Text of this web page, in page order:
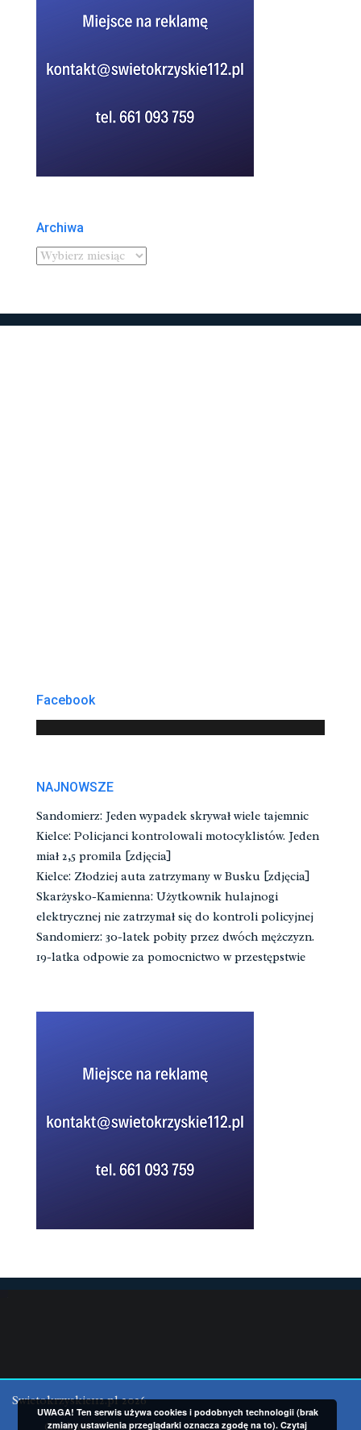
Archiwa
Facebook
NAJNOWSZE
Sandomierz: Jeden wypadek skrywał wiele tajemnic
Kielce: Policjanci kontrolowali motocyklistów. Jeden
miał 2,5 promila [zdjęcia]
Kielce: Złodziej auta zatrzymany w Busku [zdjęcia]
Skarżysko-Kamienna: Użytkownik hulajnogi
elektrycznej nie zatrzymał się do kontroli policyjnej
Sandomierz: 30-latek pobity przez dwóch mężczyzn.
19-latka odpowie za pomocnictwo w przestępstwie
Swietokrzyskie112.pl 2026
UWAGA! Ten serwis używa cookies i podobnych technologii (brak
zmiany ustawienia przeglądarki oznacza zgodę na to).Czytaj